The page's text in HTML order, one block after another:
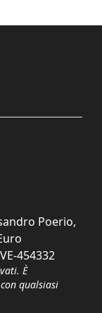
Poerio,
454332
È
qualsiasi